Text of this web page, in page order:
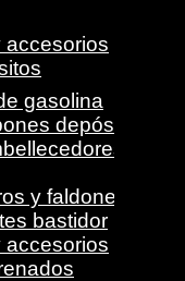
accesorios
gasolina
depósito
y faldones
bastidor
accesorios